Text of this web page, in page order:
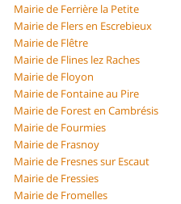
Mairie de Ferrière la Petite
Mairie de Flers en Escrebieux
Mairie de Flêtre
Mairie de Flines lez Raches
Mairie de Floyon
Mairie de Fontaine au Pire
Mairie de Forest en Cambrésis
Mairie de Fourmies
Mairie de Frasnoy
Mairie de Fresnes sur Escaut
Mairie de Fressies
Mairie de Fromelles